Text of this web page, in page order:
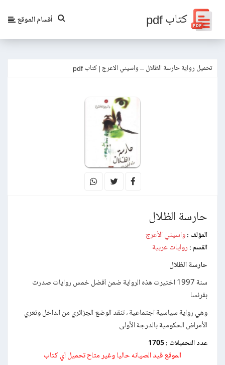
كتاب pdf أقسام الموقع
تحميل رواية حارسة الظلال – واسيني الاعرج | كتاب pdf
حارسة الظلال
المؤلف : واسيني الأعرج
القسم : روايات عربية
حارسة الظلال
سنة 1997 اختيرت هذه الرواية ضمن أفضل خمس روايات صدرت
بفرنسا
وهي رواية سياسية اجتماعية ، تنقد الوضع الجزائري من الداخل وتعري
الأمراض الحكومية بالدرجة الأولى
عدد التحميلات : 1705
الموقع قيد الصيانه حاليا وغير متاح تحميل أي كتاب